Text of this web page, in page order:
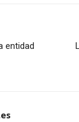
entidad